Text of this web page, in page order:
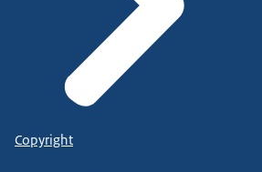
Copyright